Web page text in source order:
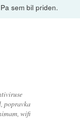
Pa sem bil priden.
popravka
wifi